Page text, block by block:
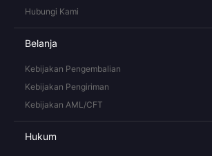
Hubungi Kami
Belanja
Kebijakan Pengembalian
Kebijakan Pengiriman
Kebijakan AML/CFT
Hukum